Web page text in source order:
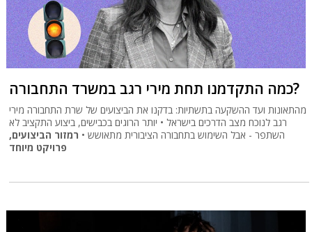
כמה התקדמנו תחת מירי רגב במשרד התחבורה?
מהתאונות ועד ההשקעה בתשתיות: בדקנו את הביצועים של שרת התחבורה מירי
רגב לנוכח מצב הדרכים בישראל • יותר הרוגים בכבישים, ביצוע התקציב לא
השתפר - אבל השימוש בתחבורה הציבורית מתאושש • רמזור הביצועים,
פרויקט מיוחד